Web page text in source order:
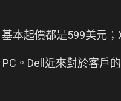
本起價都是599美元；
。Dell近來對於客戶